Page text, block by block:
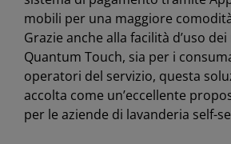
mobili per una maggiore
Grazie anche alla facilità d’uso
Quantum Touch, sia per i
operatori del servizio, questa
accolta come un’eccellente
per le aziende di lavanderia self-